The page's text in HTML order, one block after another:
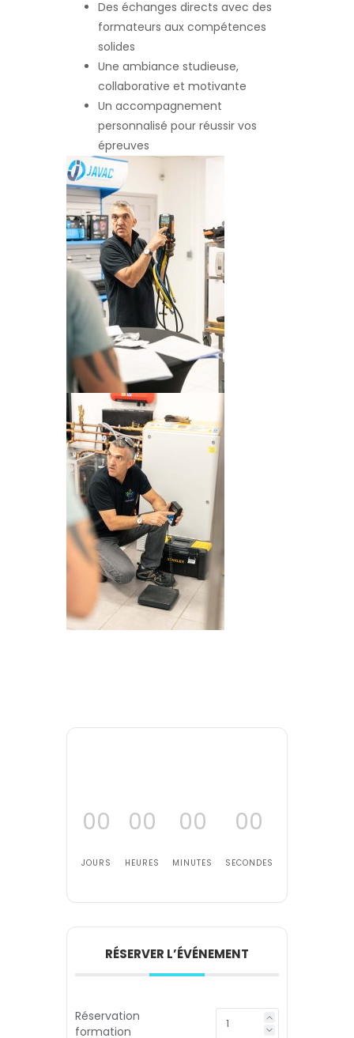
Des échanges directs avec des
formateurs aux compétences
solides
Une ambiance studieuse,
collaborative et motivante
Un accompagnement
personnalisé pour réussir vos
épreuves
00
JOURS
00
HEURES
00
MINUTES
00
SECONDES
RÉSERVER L’ÉVÉNEMENT
Réservation
formation